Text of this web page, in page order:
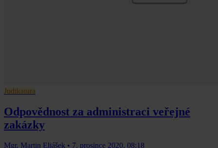
Judikatura
Odpovědnost za administraci veřejné
zakázky
Mgr. Martin Eliášek • 7. prosince 2020, 08:18